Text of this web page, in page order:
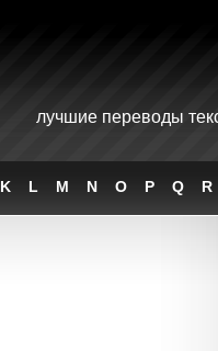
лучшие переводы
K L M N O P Q R